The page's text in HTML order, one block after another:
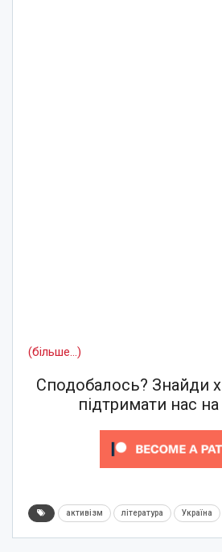
(більше…)
Сподобалось? Знайди
підтримати нас
активізм література Україна